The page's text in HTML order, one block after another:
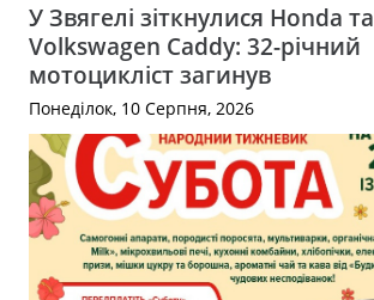
У Звягелі зіткнулися Honda та
Volkswagen Caddy: 32-річний
мотоцикліст загинув
Понеділок, 10 Серпня, 2026